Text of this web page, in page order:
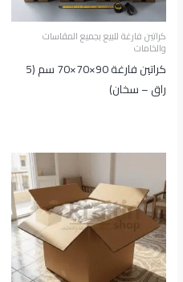
كراتين فارغة للبيع بجميع المقاسات
والخامات
كراتين فارغة 90×70×70 سم (5
راق – سخان)